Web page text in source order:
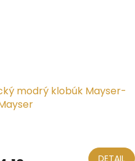
modrý klobúk Mayser-
DETAIL